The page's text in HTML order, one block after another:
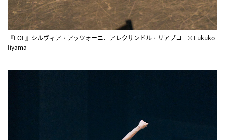
『EOL』シルヴィア・アッツォーニ、アレクサンドル・リアブコ © Fukuko
Iiyama